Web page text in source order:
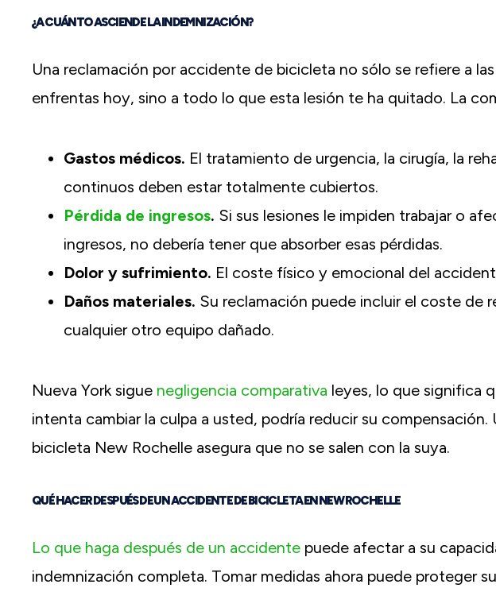
¿A CUÁNTO ASCIENDE LA INDEMNIZACIÓN?
Una reclamación por accidente de bicicleta no sólo se refiere a
enfrentas hoy, sino a todo lo que esta lesión te ha quitado. La
Gastos médicos. El tratamiento de urgencia, la cirugía, la
continuos deben estar totalmente cubiertos.
Pérdida de ingresos. Si sus lesiones le impiden trabajar o
ingresos, no debería tener que absorber esas pérdidas.
Dolor y sufrimiento. El coste físico y emocional del
Daños materiales. Su reclamación puede incluir el coste de
cualquier otro equipo dañado.
Nueva York sigue negligencia comparativa leyes, lo que significa
intenta cambiar la culpa a usted, podría reducir su
bicicleta New Rochelle asegura que no se salen con la suya.
QUÉ HACER DESPUÉS DE UN ACCIDENTE DE BICICLETA EN NEW ROCHELLE
Lo que haga después de un accidente puede afectar a su
indemnización completa. Tomar medidas ahora puede proteger